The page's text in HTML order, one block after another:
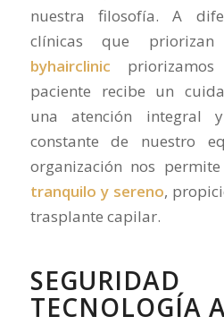
nuestra filosofía. A
clínicas que
byhairclinic
paciente recibe un
una atención integral
constante de nuestro
organización nos
tranquilo y sereno,
trasplante capilar.
TECNOLOGÍA